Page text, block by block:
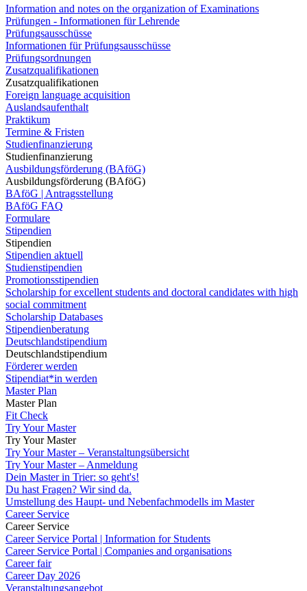
Information and notes on the organization of Examinations
Prüfungen - Informationen für Lehrende
Prüfungsausschüsse
Informationen für Prüfungsausschüsse
Prüfungsordnungen
Zusatzqualifikationen
Zusatzqualifikationen
Foreign language acquisition
Auslandsaufenthalt
Praktikum
Termine & Fristen
Studienfinanzierung
Studienfinanzierung
Ausbildungsförderung (BAföG)
Ausbildungsförderung (BAföG)
BAföG | Antragsstellung
BAföG FAQ
Formulare
Stipendien
Stipendien
Stipendien aktuell
Studienstipendien
Promotionsstipendien
Scholarship for excellent students and doctoral candidates with high
social commitment
Scholarship Databases
Stipendienberatung
Deutschlandstipendium
Deutschlandstipendium
Förderer werden
Stipendiat*in werden
Master Plan
Master Plan
Fit Check
Try Your Master
Try Your Master
Try Your Master – Veranstaltungsübersicht
Try Your Master – Anmeldung
Dein Master in Trier: so geht's!
Du hast Fragen? Wir sind da.
Umstellung des Haupt- und Nebenfachmodells im Master
Career Service
Career Service
Career Service Portal | Information for Students
Career Service Portal | Companies and organisations
Career fair
Career Day 2026
Veranstaltungsangebot